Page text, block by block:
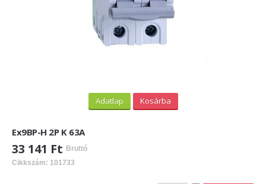
Adatlap Kosárba
Ex9BP-H 2P K 63A
33 141 Ft Bruttó
Cikkszám: 101733